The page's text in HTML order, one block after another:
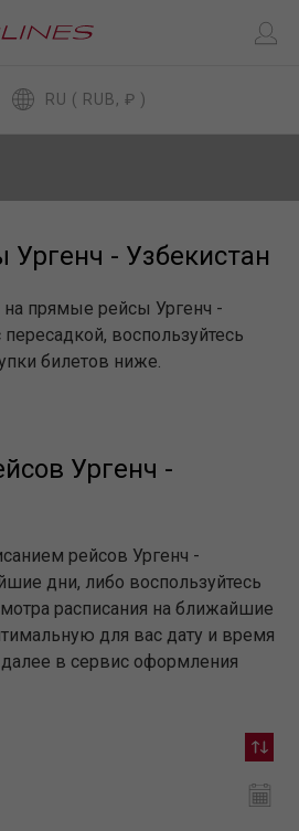
RU ( RUB, ₽ )
Ургенч - Узбекистан
прямые рейсы Ургенч -
воспользуйтесь
билетов ниже.
Ургенч -
рейсов Ургенч -
дни, либо воспользуйтесь
расписания на ближайшие
для вас дату и время
в сервис оформления